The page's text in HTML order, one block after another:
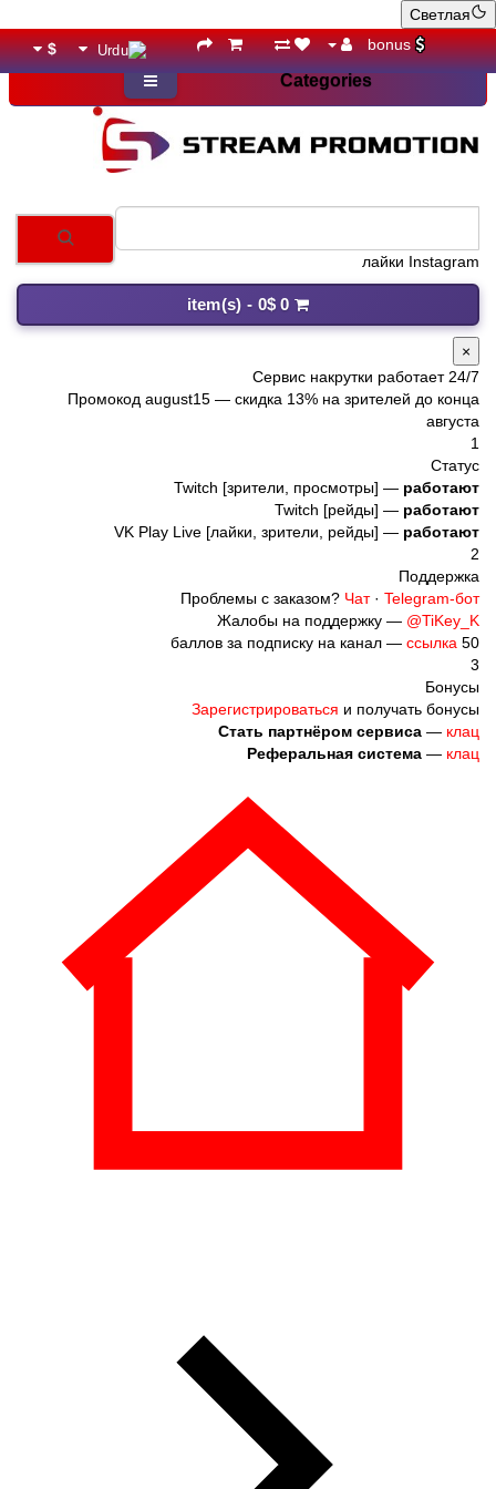
Светлая
$
bonus
лайк
0 item(s) - 0$
×
Сервис накрутки работает 24/7
Промокод august15 — скидка 13% на зрителей до конца
августа
1
Статус
Twitch [зрители, просмотры] — работают
Twitch [рейды] — работают
VK Play Live [лайки, зрители, рейды] — работают
2
Поддержка
Проблемы с заказом? Чат· Telegram-бот
Жалобы на поддержку — @TiKey_K
50 баллов за подписку на канал —
ссылка
3
Бонусы
Зарегистрироваться и получать бонусы
Стать партнёром сервиса — клац
Реферальная система — клац
Categories